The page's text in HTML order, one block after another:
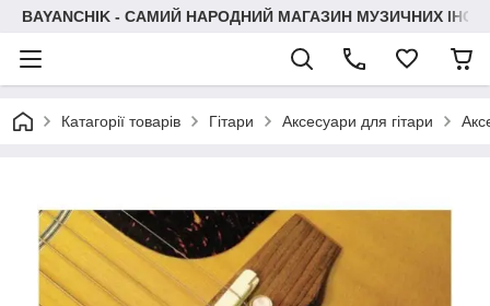
BAYANCHIK - САМИЙ НАРОДНИЙ МАГАЗИН МУЗИЧНИХ
Катагорії товарів Гітари Аксесуари для гітари